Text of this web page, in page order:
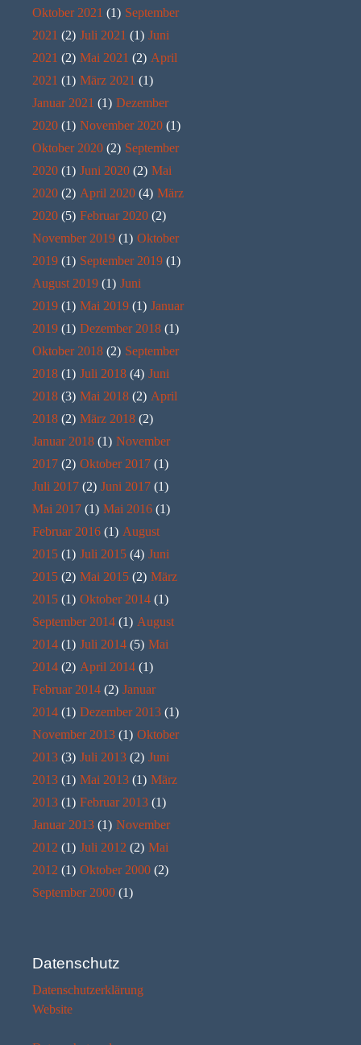
Oktober 2021 (1) September
2021 (2) Juli 2021 (1) Juni
2021 (2) Mai 2021 (2) April
2021 (1) März 2021 (1)
Januar 2021 (1) Dezember
2020 (1) November 2020 (1)
Oktober 2020 (2) September
2020 (1) Juni 2020 (2) Mai
2020 (2) April 2020 (4) März
2020 (5) Februar 2020 (2)
November 2019 (1) Oktober
2019 (1) September 2019 (1)
August 2019 (1) Juni
2019 (1) Mai 2019 (1) Januar
2019 (1) Dezember 2018 (1)
Oktober 2018 (2) September
2018 (1) Juli 2018 (4) Juni
2018 (3) Mai 2018 (2) April
2018 (2) März 2018 (2)
Januar 2018 (1) November
2017 (2) Oktober 2017 (1)
Juli 2017 (2) Juni 2017 (1)
Mai 2017 (1) Mai 2016 (1)
Februar 2016 (1) August
2015 (1) Juli 2015 (4) Juni
2015 (2) Mai 2015 (2) März
2015 (1) Oktober 2014 (1)
September 2014 (1) August
2014 (1) Juli 2014 (5) Mai
2014 (2) April 2014 (1)
Februar 2014 (2) Januar
2014 (1) Dezember 2013 (1)
November 2013 (1) Oktober
2013 (3) Juli 2013 (2) Juni
2013 (1) Mai 2013 (1) März
2013 (1) Februar 2013 (1)
Januar 2013 (1) November
2012 (1) Juli 2012 (2) Mai
2012 (1) Oktober 2000 (2)
September 2000 (1)
Datenschutz
Datenschutzerklärung
Website